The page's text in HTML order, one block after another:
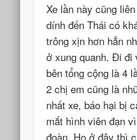
Xe lần này cũng
dính đến Thái có
trông xịn hơn hẳn
ở xung quanh. Đi đi
bên tổng cộng là 4
2 chị em cũng là
nhất xe, báo hại bị
mắt hình viên đạn
đoàn. Họ ở đây thì